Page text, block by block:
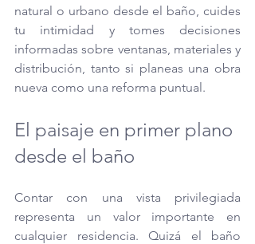
natural o urbano desde el baño, cuides
tu intimidad y tomes decisiones
informadas sobre ventanas, materiales y
distribución, tanto si planeas una obra
nueva como una reforma puntual.
El paisaje en primer plano
desde el baño
Contar con una vista privilegiada
representa un valor importante en
cualquier residencia. Quizá el baño